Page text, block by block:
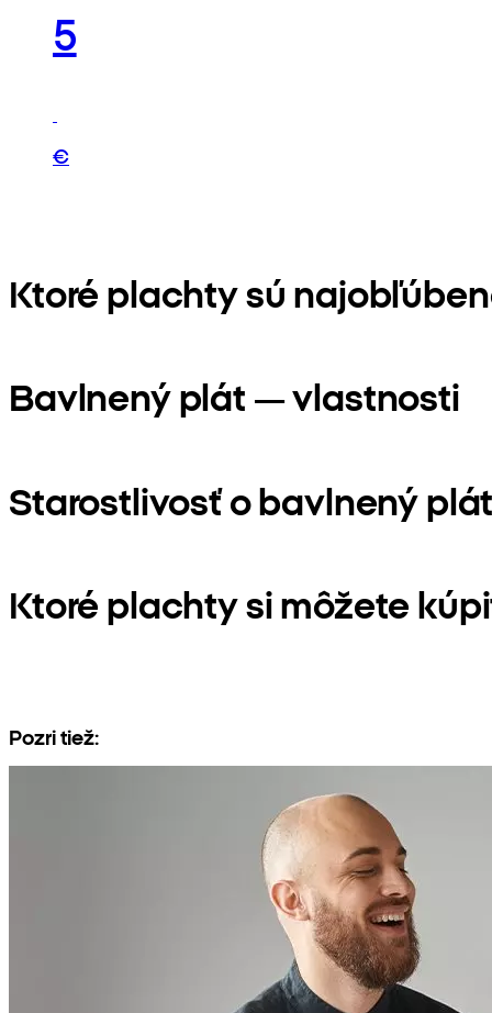
5
€
Ktoré plachty sú
Bavlnený plát — vlastnosti
Starostlivosť o bavlnený
Ktoré plachty si môžete
Pozri tiež: